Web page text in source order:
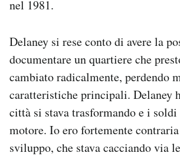
nel 1981.
Delaney si rese conto di avere la
documentare un quartiere che
cambiato radicalmente, perdendo
caratteristiche principali. Delaney
città si stava trasformando e i
motore. Io ero fortemente
sviluppo, che stava cacciando via